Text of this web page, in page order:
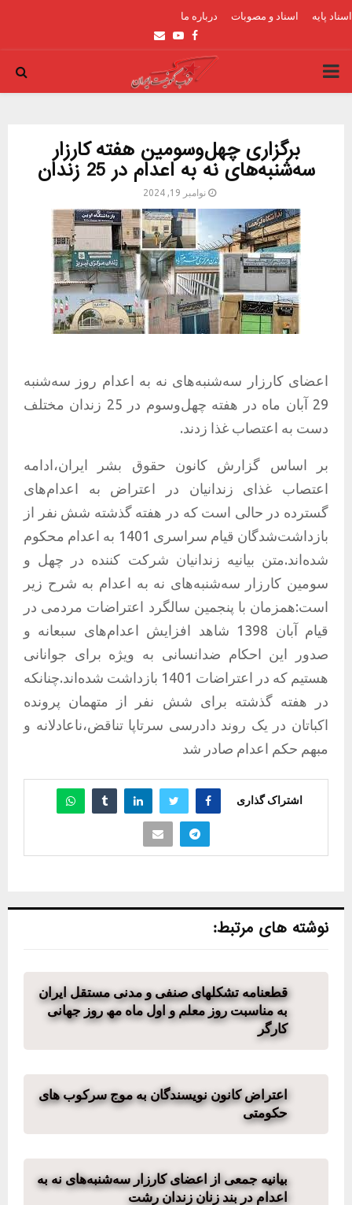
اسناد پایه اسناد و مصوبات درباره ما
Facebook
Youtube
Email
PRIMARY
برگزاری چهل‌و‌سومین هفته کارزار
سه‌شنبه‌های نه به اعدام در 25 زندان
نوامبر 19, 2024
اعضای کارزار سه‌شنبه‌های نه به اعدام روز سه‌شنبه
29 آبان ماه در هفته چهل‌و‌سوم در 25 زندان مختلف
دست به اعتصاب غذا زدند.
بر اساس گزارش کانون حقوق بشر ایران،ادامه
اعتصاب غذای زندانیان در اعتراض به اعدام‌های
گسترده در حالی است که در هفته گذشته شش نفر از
بازداشت‌شدگان قیام سراسری 1401 به اعدام محکوم
شده‌اند.متن بیانیه زندانیان شرکت کننده در چهل و
سومین کارزار سه‌شنبه‌های نه به اعدام به شرح زیر
است:همزمان با پنجمین سالگرد اعتراضات مردمی در
قیام آبان 1398 شاهد افزایش اعدام‌های سبعانه و
صدور این احکام ضدانسانی به ویژه برای جوانانی
هستیم که در اعتراضات 1401 بازداشت شده‌اند.چنانکه
در هفته گذشته برای شش نفر از متهمان پرونده
اکباتان در یک روند دادرسی سرتاپا تناقض،ناعادلانه و
مبهم حکم اعدام صادر شد
اشتراک گذاری
نوشته های مرتبط:
قطعنامه تشکلھای صنفی و مدنی مستقل ایران
به مناسبت روز معلم و اول ماه مھ روز جھانی
کارگر
اعتراض کانون نویسندگان به موج سرکوب های
حکومتی
بیانیه جمعی از اعضای کارزار سه‌شنبه‌های نه به
اعدام در بند زنان زندان رشت